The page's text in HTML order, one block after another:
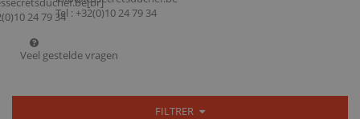
Tel : +32(0)10 24 79 34
Veel gestelde vragen
FILTRER